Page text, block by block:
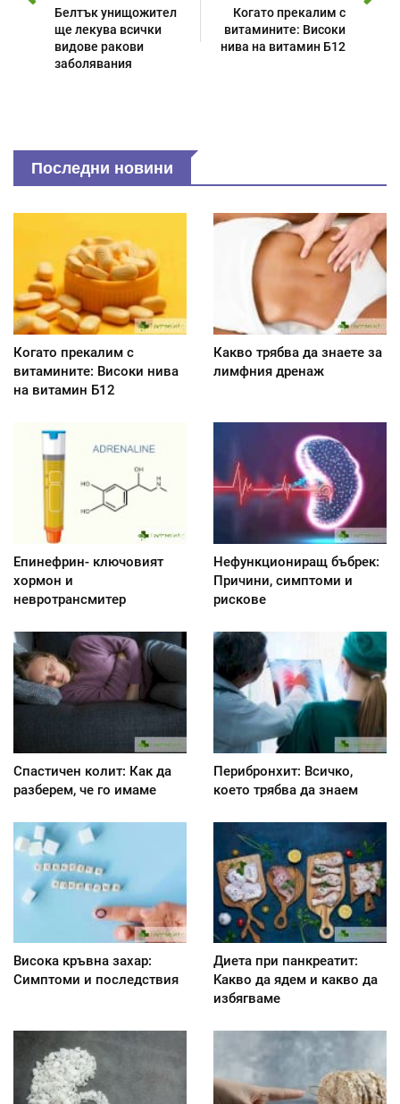
Белтък унищожител
ще лекува всички
видове ракови
заболявания
Когато прекалим с
витамините: Високи
нива на витамин Б12
Последни новини
Когато прекалим с
витамините: Високи нива
на витамин Б12
Какво трябва да знаете за
лимфния дренаж
Епинефрин- ключовият
хормон и
невротрансмитер
Нефункциониращ бъбрек:
Причини, симптоми и
рискове
Спастичен колит: Как да
разберем, че го имаме
Перибронхит: Всичко,
което трябва да знаем
Висока кръвна захар:
Симптоми и последствия
Диета при панкреатит:
Kакво да ядем и какво да
избягваме